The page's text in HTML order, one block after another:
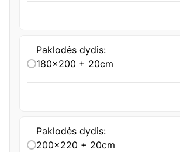
Paklodės dydis:
180x200 + 20cm
Paklodės dydis:
200x220 + 20cm